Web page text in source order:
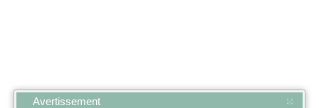
Avertissement